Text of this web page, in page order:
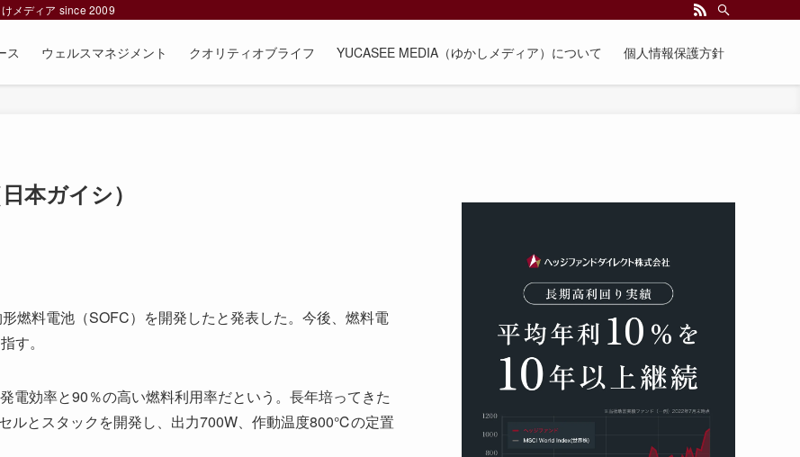
メディア since 2009
ス ウェルスマネジメント クオリティオブライフ YUCASEE MEDIA（ゆかしメディア）について 個人情報保護方針
本ガイシ）
燃料電池（SOFC）を開発したと発表した。今後、燃料電
す。
効率と90％の高い燃料利用率だという。長年培ってきた
ルとスタックを開発し、出力700W、作動温度800℃の定置